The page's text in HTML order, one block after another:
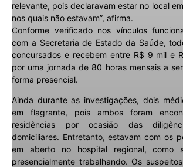
relevante, pois declaravam estar no local
nos quais não estavam”, afirma.
Conforme verificado nos vínculos
com a Secretaria de Estado da Saúde,
concursados e recebem entre R$ 9 mil e
por uma jornada de 80 horas mensais a
forma presencial.
Ainda durante as investigações, dois
em flagrante, pois ambos foram
residências por ocasião das
domiciliares. Entretanto, estavam com os
em aberto no hospital regional, como
presencialmente trabalhando. Os